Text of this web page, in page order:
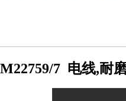
M22759/7 电线,耐